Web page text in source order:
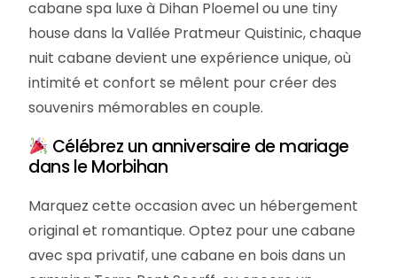
cabane spa luxe à Dihan Ploemel ou une tiny
house dans la Vallée Pratmeur Quistinic, chaque
nuit cabane devient une expérience unique, où
intimité et confort se mêlent pour créer des
souvenirs mémorables en couple.
Célébrez un anniversaire de mariage
dans le Morbihan
Marquez cette occasion avec un hébergement
original et romantique. Optez pour une cabane
avec spa privatif, une cabane en bois dans un